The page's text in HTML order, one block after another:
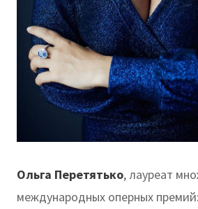
Ольга Перетятько, лауреат
международных оперных